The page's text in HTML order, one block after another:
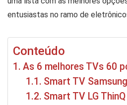
entusiastas no ramo de
Conteúdo
As 6 melhores TVs 60
Smart TV
Smart TV LG